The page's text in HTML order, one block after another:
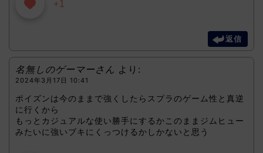
+1
返信
名無しのゲーマーさん より:
2024年3月17日 10:41
ポイズンは今のままで強くしたらスプラのゲーム性と真逆
に行くから
もっとカジュアルな使い勝手にするかこのままジムヒュー
みたいに強いブキにくっつけるかしかないと思う